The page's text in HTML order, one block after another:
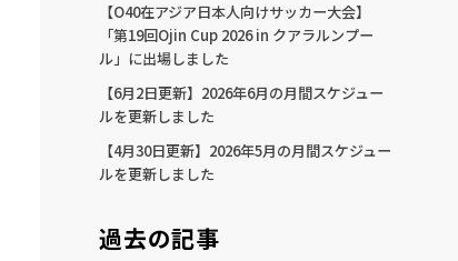
【O40在アジア日本人向けサッカー大会】
「第19回Ojin Cup 2026 in クアラルンプー
ル」に出場しました
【6月2日更新】2026年6月の月間スケジュー
ルを更新しました
【4月30日更新】2026年5月の月間スケジュー
ルを更新しました
過去の記事